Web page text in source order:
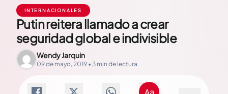
INTERNACIONALES
Putin reitera llamado a crear
seguridad global e indivisible
Wendy Jarquin
09 de mayo, 2019 • 3 min de lectura